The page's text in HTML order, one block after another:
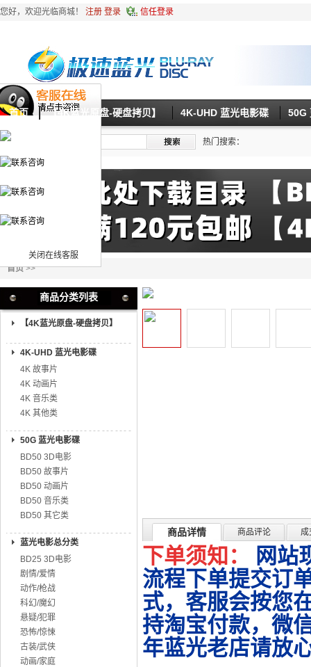
关闭在线客服
您好，欢迎光临商城！ 注册 登录 信任登录
首页 【4K蓝光原盘-硬盘拷贝】 4K-UHD 蓝光电影碟 50G
热门搜索：
首页>>
商品分类列表
【4K蓝光原盘-硬盘拷贝】
4K-UHD 蓝光电影碟
4K 故事片
4K 动画片
4K 音乐类
4K 其他类
50G 蓝光电影碟
BD50 3D电影
BD50 故事片
BD50 动画片
BD50 音乐类
BD50 其它类
蓝光电影总分类
BD25 3D电影
剧情/爱情
动作/枪战
科幻/魔幻
悬疑/犯罪
恐怖/惊悚
古装/武侠
动画/家庭
商品详情 商品评论 成
下单须知：
网站
流程下单提交订
式，客服会按您
持淘宝付款，微
年蓝光老店请放